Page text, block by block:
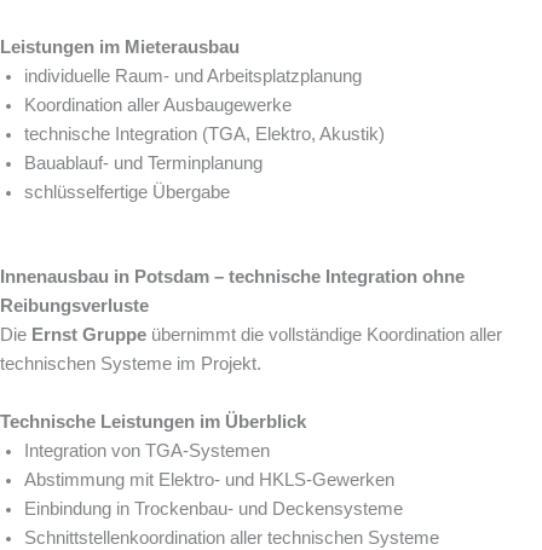
Leistungen im Mieterausbau
individuelle Raum- und Arbeitsplatzplanung
Koordination aller Ausbaugewerke
technische Integration (TGA, Elektro, Akustik)
Bauablauf- und Terminplanung
schlüsselfertige Übergabe
Innenausbau in Potsdam – technische Integration ohne
Reibungsverluste
Die Ernst Gruppe übernimmt die vollständige Koordination aller
technischen Systeme im Projekt.
Technische Leistungen im Überblick
Integration von TGA-Systemen
Abstimmung mit Elektro- und HKLS-Gewerken
Einbindung in Trockenbau- und Deckensysteme
Schnittstellenkoordination aller technischen Systeme